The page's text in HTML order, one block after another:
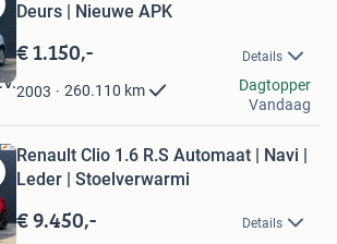
Deurs | Nieuwe APK
€ 1.150,- Details
2003 260.110 km
Dagtopper
Vandaag
Renault Clio 1.6 R.S Automaat | Navi |
Leder | Stoelverwarmi
€ 9.450,- Details